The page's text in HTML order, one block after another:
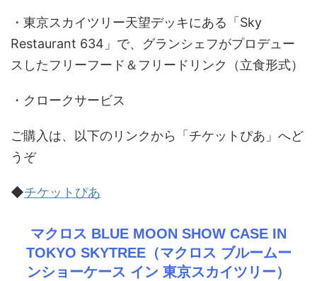
・東京スカイツリー天望デッキにある「Sky
Restaurant 634」で、グランシェフがプロデュー
スしたフリーフード＆フリードリンク（立食形式）
・クロークサービス
ご購入は、以下のリンクから「チケットぴあ」へど
うぞ
◆チケットぴあ
マクロス BLUE MOON SHOW CASE IN
TOKYO SKYTREE（マクロス ブルームー
ンショーケース イン 東京スカイツリー）